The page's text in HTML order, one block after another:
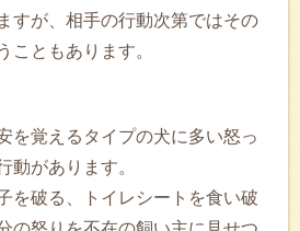
すが、相手の行動次第ではその
こともあります。
を覚えるタイプの犬に多い怒っ
動があります。
を破る、トイレシートを食い破